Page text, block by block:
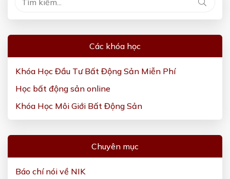
Các khóa học
Khóa Học Đầu Tư Bất Động Sản Miễn Phí
Học bất động sản online
Khóa Học Môi Giới Bất Động Sản
Chuyên mục
Báo chí nói về NIK